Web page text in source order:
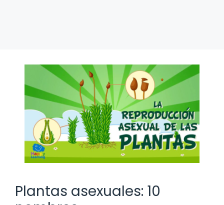
Plantas asexuales: 10